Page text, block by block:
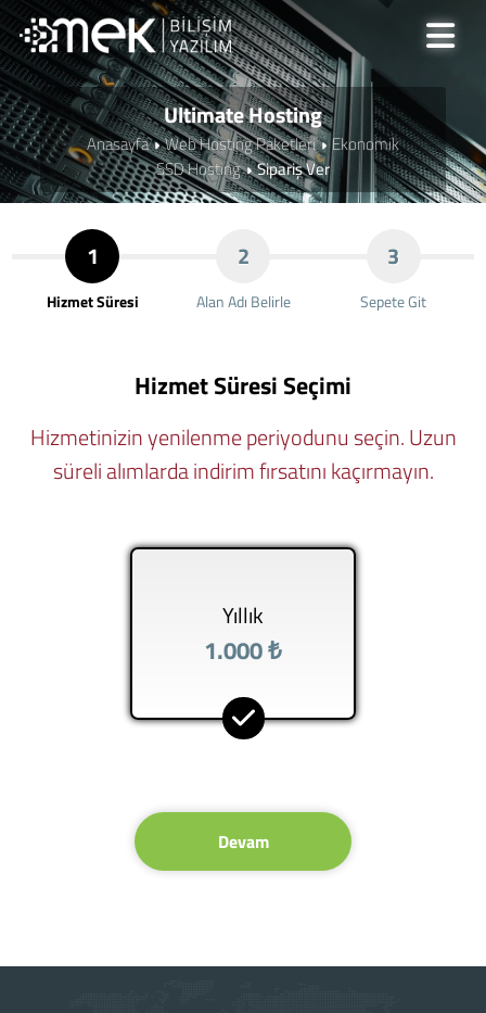
Ultimate Hosting
Anasayfa Web Hosting Paketleri
Ekonomik
SSD Hosting
Sipariş Ver
1
Hizmet Süresi
2
Alan Adı Belirle
3
Sepete Git
Hizmet Süresi Seçimi
Hizmetinizin yenilenme periyodunu seçin. Uzun
süreli alımlarda indirim fırsatını kaçırmayın.
Yıllık
1.000 ₺
Devam